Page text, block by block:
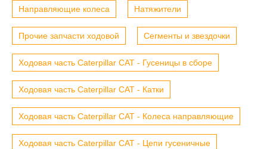
Направляющие колеса Натяжители
Прочие запчасти ходовой Сегменты и звездочки
Ходовая часть Caterpillar CAT - Гусеницы в сборе
Ходовая часть Caterpillar CAT - Катки
Ходовая часть Caterpillar CAT - Колеса направляющие
Ходовая часть Caterpillar CAT - Цепи гусеничные